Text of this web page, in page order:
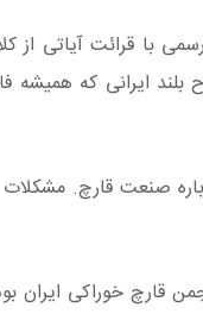
قرائت آیاتی از
ایرانی که همیشه
صنعت قارچ.
قارچ خوراکی ایران